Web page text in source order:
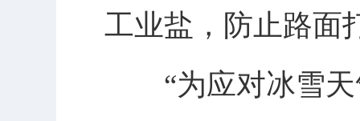
工业盐，防止路面
“为应对冰雪天